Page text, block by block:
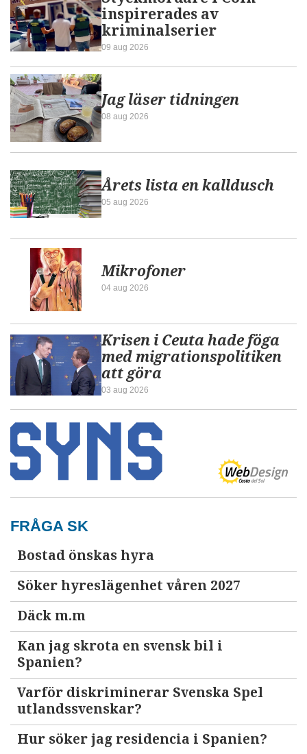
inspirerades av
kriminalserier
09 aug 2026
Jag läser tidningen
08 aug 2026
Årets lista en kalldusch
05 aug 2026
Mikrofoner
04 aug 2026
Krisen i Ceuta hade föga
med migrationspolitiken
att göra
03 aug 2026
FRÅGA SK
Bostad önskas hyra
Söker hyreslägenhet våren 2027
Däck m.m
Kan jag skrota en svensk bil i
Spanien?
Varför diskriminerar Svenska Spel
utlandssvenskar?
Hur söker jag residencia i Spanien?